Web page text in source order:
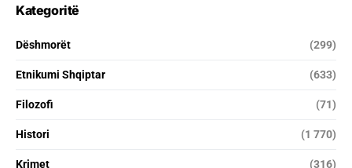
Kategoritë
Dëshmorët (299)
Etnikumi Shqiptar (633)
Filozofi (71)
Histori (1 770)
Krimet (316)